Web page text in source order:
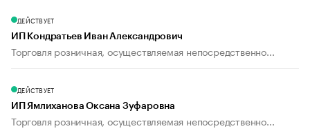
ДЕЙСТВУЕТ
ИП Кондратьев Иван Александрович
Торговля розничная, осуществляемая непосредственно...
ДЕЙСТВУЕТ
ИП Ямлиханова Оксана Зуфаровна
Торговля розничная, осуществляемая непосредственно...